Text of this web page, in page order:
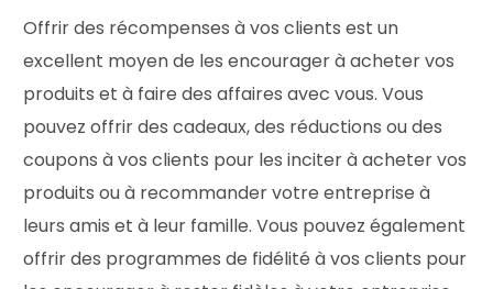
Offrir des récompenses à vos clients est un
excellent moyen de les encourager à acheter vos
produits et à faire des affaires avec vous. Vous
pouvez offrir des cadeaux, des réductions ou des
coupons à vos clients pour les inciter à acheter vos
produits ou à recommander votre entreprise à
leurs amis et à leur famille. Vous pouvez également
offrir des programmes de fidélité à vos clients pour